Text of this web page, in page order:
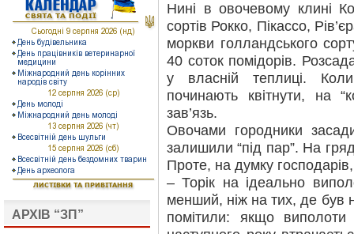
АРХІВ “ЗП”
Нині в овочевому клині
сортів Рокко, Пікассо,
моркви голландського
40 соток помідорів.
у власній теплиці.
починають квітнути, на
зав’язь.
Овочами городники
залишили “під пар”. На
Проте, на думку
– Торік на ідеально
менший, ніж на тих, де був
помітили: якщо